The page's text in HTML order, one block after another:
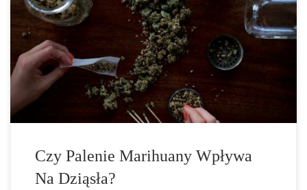
dziąsła i ogólny stan zdrowia jamy ustnej. Substancje drażniące
zawarte w dymie mogą powodować uszkodzenie tkanki dziąseł i
prowadzić do obrzęków, infekcji, zapalenia dziąseł i biało-szarych
zmian na dziąsłach. Wysuszające usta działanie
tetrahydrokannabinolu (THC) może również uszkadzać dziąsła,
ponieważ mniej śliny zwalcza […]
Czy Palenie Marihuany Wpływa
Na Dziąsła?